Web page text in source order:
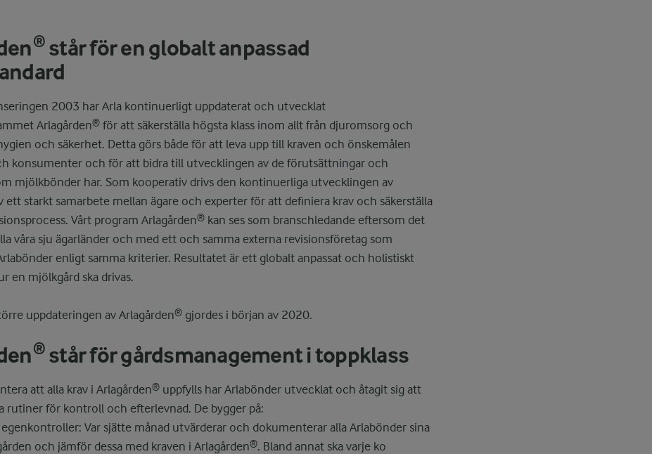
står för en globalt anpassad
2003 har Arla kontinuerligt uppdaterat och utvecklat
Arlagården® för att säkerställa högsta klass inom allt från djuromsorg och
och säkerhet. Detta görs både för att leva upp till kraven och önskemålen
konsumenter och för att bidra till utvecklingen av de förutsättningar och
mjölkbönder har. Som kooperativ drivs den kontinuerliga utvecklingen av
ett starkt samarbete mellan ägare och experter för att definiera krav och säkerställa
Vårt program Arlagården® kan ses som branschledande eftersom det
våra sju ägarländer och med ett och samma externa revisionsföretag som
enligt samma kriterier. Resultatet är ett globalt anpassat och holistiskt
en mjölkgård ska drivas.
uppdateringen av Arlagården® gjordes i början av 2020.
står för gårdsmanagement i toppklass
att alla krav i Arlagården® uppfylls har Arlabönder utvecklat och åtagit sig att
rutiner för kontroll och efterlevnad. De bygger på:
egenkontroller: Var sjätte månad utvärderar och dokumenterar alla Arlabönder sina
och jämför dessa med kraven i Arlagården®. Bland annat ska varje ko